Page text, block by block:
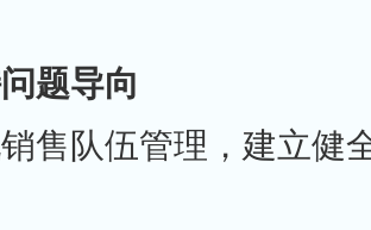
导向
队伍管理，建立健